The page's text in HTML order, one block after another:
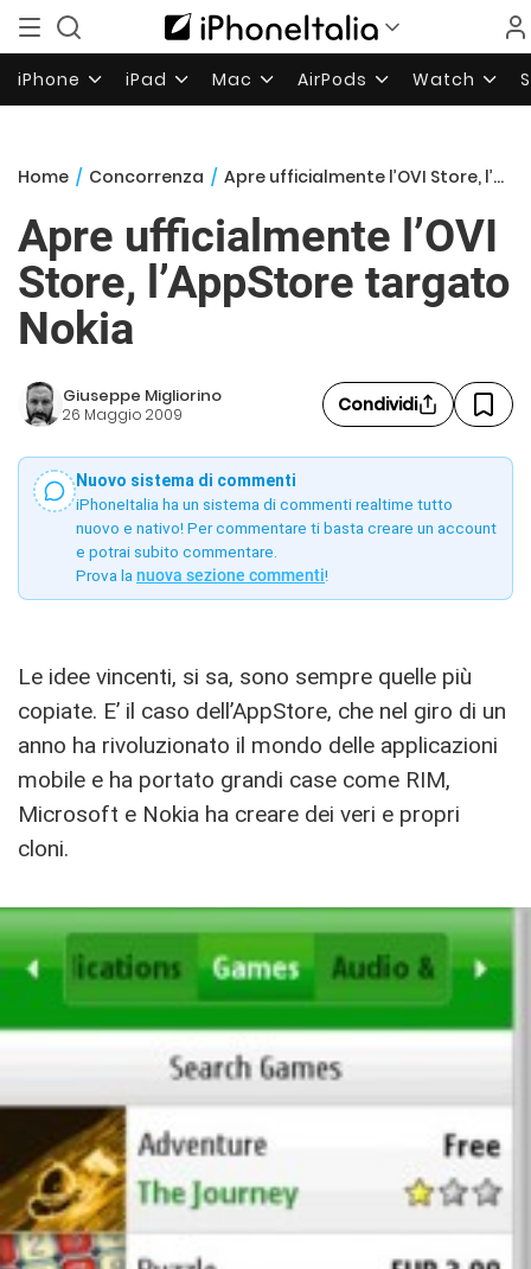
iPhone iPad Mac AirPods Watch
Home / Concorrenza / Apre ufficialmente l’OVI Store, l’AppStore targato Nokia
Apre ufficialmente l’OVI
Store, l’AppStore targato
Nokia
Giuseppe Migliorino
26 Maggio 2009 Condividi
Nuovo sistema di commenti
iPhoneItalia ha un sistema di commenti realtime tutto
nuovo e nativo! Per commentare ti basta creare un account
e potrai subito commentare.
Prova la nuova sezione commenti!
Le idee vincenti, si sa, sono sempre quelle più
copiate. E’ il caso dell’AppStore, che nel giro di un
anno ha rivoluzionato il mondo delle applicazioni
mobile e ha portato grandi case come RIM,
Microsoft e Nokia ha creare dei veri e propri
cloni.